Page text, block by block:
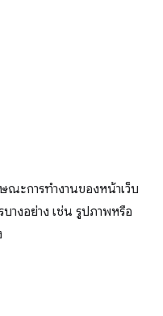
ะการทำงานของหน้าเว็บ
างอย่าง เช่น รูปภาพหรือ